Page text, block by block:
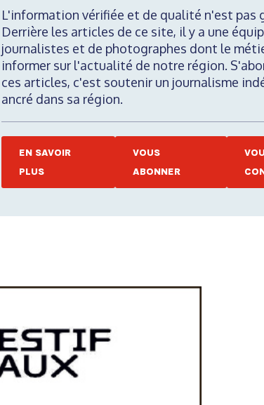
L'information vérifiée et de qualité n'est pas
Derrière les articles de ce site, il y a une
journalistes et de photographes dont le
informer sur l'actualité de notre région.
ces articles, c'est soutenir un journalisme
ancré dans sa région.
EN SAVOIR
PLUS
VOUS
ABONNER